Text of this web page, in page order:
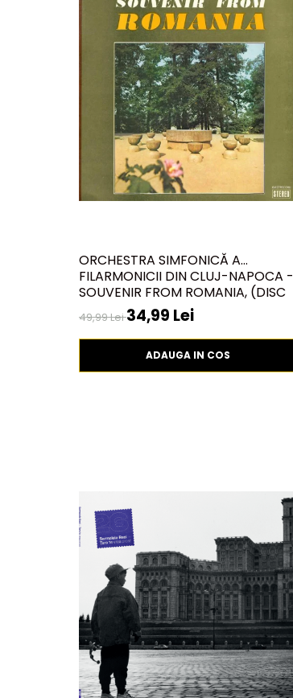
ORCHESTRA SIMFONICĂ A
FILARMONICII DIN CLUJ-NAPOCA -
SOUVENIR FROM ROMANIA, (DISC
49,99 Lei34,99 Lei
ADAUGA IN COS